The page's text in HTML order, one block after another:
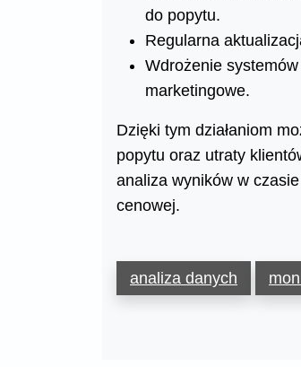
do popytu.
Regularna
Wdrożenie
marketingowe.
Dzięki tym działaniom
popytu oraz utraty
analiza wyników w
cenowej.
analiza danych